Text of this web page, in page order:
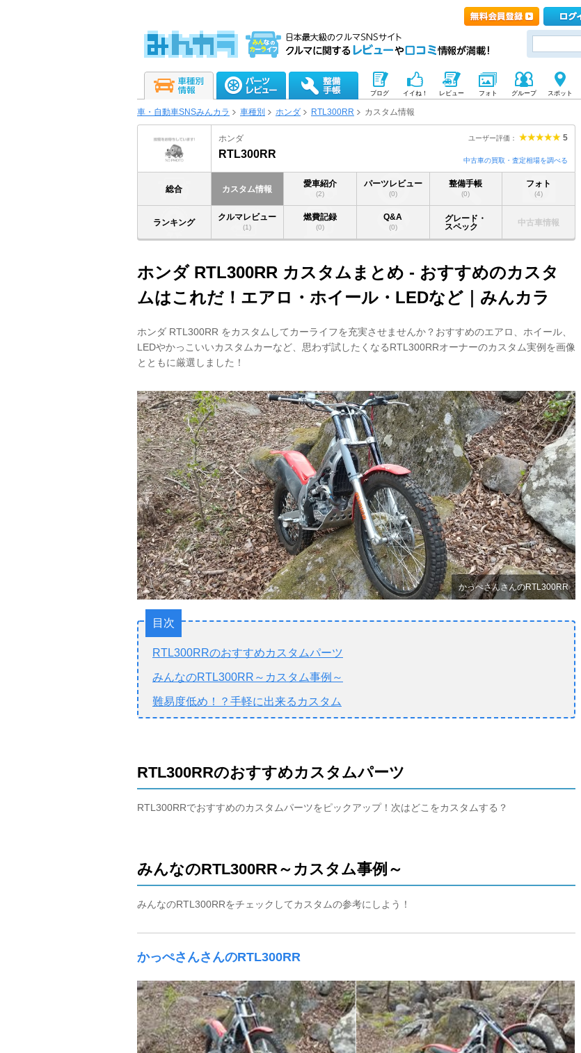
ブログ イイね！ レビュー フォト グループ スポット
車・自動車SNSみんカラ 車種別 ホンダ RTL300RR カスタム情報
ユーザー評価： 5
ホンダ
RTL300RR
中古車の買取・査定相場を調べる
総合 カスタム情報
愛車紹介
(2)
パーツレビュー
(0)
整備手帳
(0)
フォト
(4)
ランキング
クルマレビュー
(1)
燃費記録
(0)
Q&A
(0)
グレード・
スペック
中古車情報
ホンダ RTL300RR カスタムまとめ - おすすめのカスタ
ムはこれだ！エアロ・ホイール・LEDなど｜みんカラ
ホンダ RTL300RR をカスタムしてカーライフを充実させませんか？おすすめのエアロ、ホイール、
LEDやかっこいいカスタムカーなど、思わず試したくなるRTL300RRオーナーのカスタム実例を画像
とともに厳選しました！
かっぺさんさんのRTL300RR
目次
RTL300RRのおすすめカスタムパーツ
みんなのRTL300RR～カスタム事例～
難易度低め！？手軽に出来るカスタム
RTL300RRのおすすめカスタムパーツ
RTL300RRでおすすめのカスタムパーツをピックアップ！次はどこをカスタムする？
みんなのRTL300RR～カスタム事例～
みんなのRTL300RRをチェックしてカスタムの参考にしよう！
かっぺさんさんのRTL300RR